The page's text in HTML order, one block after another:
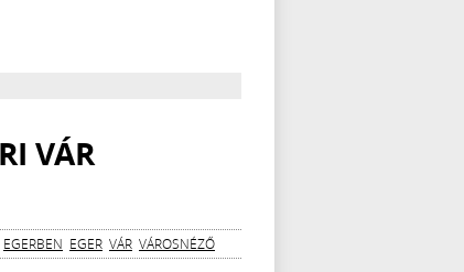
VÁR
EGERBEN EGER VÁR VÁROSNÉZŐ